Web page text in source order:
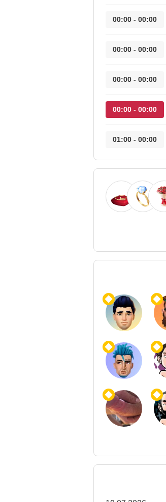
00:00 - 00:00
00:00 - 00:00
00:00 - 00:00
00:00 - 00:00
00:00 - 01:00